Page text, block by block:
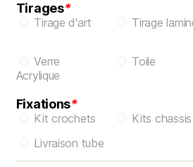
Tirages*
Tirage d'art Tirage
Verre
Acrylique
Toile
Fixations*
Kit crochets Kits chassis
Livraison tube